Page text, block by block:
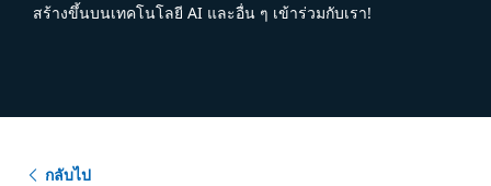
สร้างขึ้นบนเทคโนโลยี AI และอื่น ๆ เข้าร่วมกับเรา!
กลับไป